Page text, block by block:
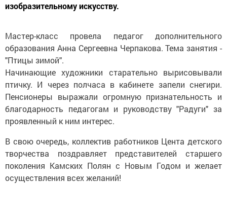
изобразительному искусству.
Мастер-класс провела педагог дополнительного
образования Анна Сергеевна Черпакова. Тема занятия -
"Птицы зимой".
Начинающие художники старательно вырисовывали
птичку. И через полчаса в кабинете запели снегири.
Пенсионеры выражали огромную признательность и
благодарность педагогам и руководству "Радуги" за
проявленный к ним интерес.
В свою очередь, коллектив работников Цента детского
творчества поздравляет представителей старшего
поколения Камских Полян с Новым Годом и желает
осуществления всех желаний!